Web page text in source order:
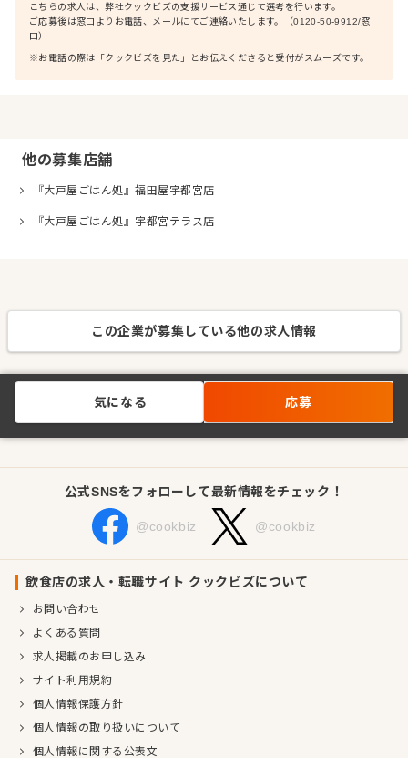
こちらの求人は、弊社クックビズの支援サービス通じて選考を行います。
ご応募後は窓口よりお電話、メールにてご連絡いたします。（0120-50-9912/窓
口）
※お電話の際は「クックビズを見た」とお伝えくださると受付がスムーズです。
他の募集店舗
『大戸屋ごはん処』福田屋宇都宮店
『大戸屋ごはん処』宇都宮テラス店
この企業が募集している他の求人情報
気になる 応募
公式SNSをフォローして最新情報をチェック！
@cookbiz @cookbiz
飲食店の求人・転職サイト クックビズについて
お問い合わせ
よくある質問
求人掲載のお申し込み
サイト利用規約
個人情報保護方針
個人情報の取り扱いについて
個人情報に関する公表文